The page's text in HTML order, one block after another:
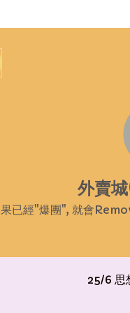
外賣
已經"爆團", 就會
25/6 思